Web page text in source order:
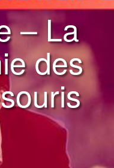
– La
des